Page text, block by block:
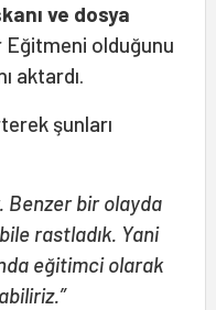
ve dosya
Eğitmeni olduğunu
aktardı.
şunları
Benzer bir olayda
rastladık. Yani
eğitimci olarak